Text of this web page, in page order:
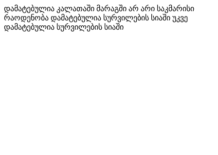
დამატებულია კალათაში მარაგში არ არი საკმარისი
რაოდენობა დამატებულია სურვილების სიაში უკვე
დამატებულია სურვილების სიაში